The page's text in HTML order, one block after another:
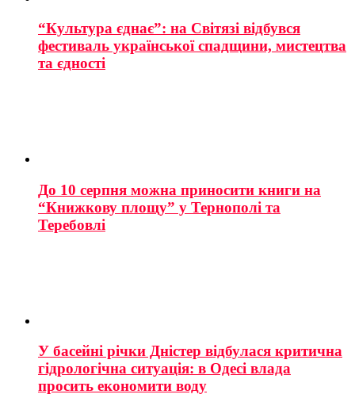
“Культура єднає”: на Світязі відбувся
фестиваль української спадщини, мистецтва
та єдності
До 10 серпня можна приносити книги на
“Книжкову площу” у Тернополі та
Теребовлі
У басейні річки Дністер відбулася критична
гідрологічна ситуація: в Одесі влада
просить економити воду